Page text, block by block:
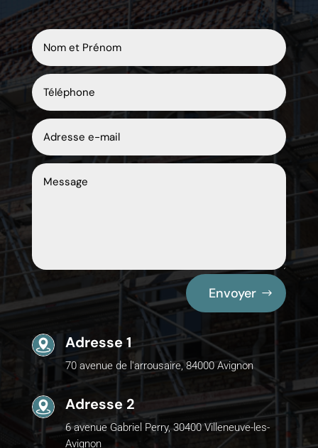
Envoyer
Adresse 1
70 avenue de l'arrousaire, 84000 Avignon
Adresse 2
6 avenue Gabriel Perry, 30400 Villeneuve-les-
Avignon